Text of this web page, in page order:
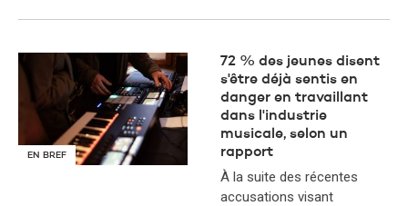
EN BREF
72 % des jeunes disent
s'être déjà sentis en
danger en travaillant
dans l'industrie
musicale, selon un
rapport
À la suite des récentes
accusations visant